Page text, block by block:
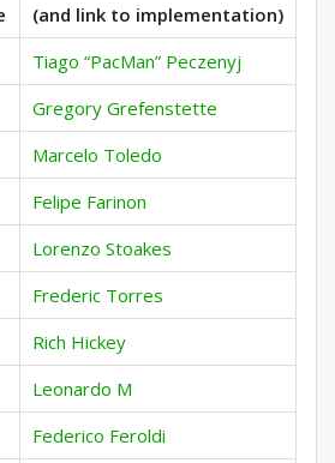
(and link to implementation)
Tiago “PacMan” Peczenyj
Gregory Grefenstette
Marcelo Toledo
Felipe Farinon
Lorenzo Stoakes
Frederic Torres
Rich Hickey
Leonardo M
Federico Feroldi